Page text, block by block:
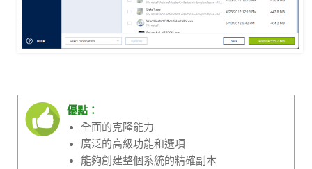
優點：
全面的克隆能力
廣泛的高級功能和選項
能夠創建整個系統的精確副本